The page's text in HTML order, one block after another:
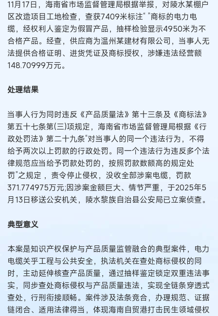
11月17日，海南省市场监督管理局根据举报，对陵水某棚户
区改造项目工地检查，查获7409米标注“ ”商标的电力电
缆，经权利人鉴定为假冒产品，抽样检验显示4950米为不
合格产品。经查，供应商为温州某建材有限公司，当事人无
法提供合格证明、进货凭证及商标授权，涉嫌违法经营额
148.70999万元。
处理结果
当事人行为同时违反《产品质量法》第十三条及《商标法》
第五十七条第(三)项规定，海南省市场监督管理局根据《行
政处罚法》第二十九条“对当事人的同一个违法行为，不得
给予两次以上罚款的行政处罚。同一个违法行为违反多个法
律规范应当给予罚款处罚的，按照罚款数额高的规定处
罚”之规定 ，责令停止侵权，没收全部涉案电缆，罚款
371.774975万元;因涉案金额巨大、情节严重，于2025年5
月13日移送公安机关，陵水黎族自治县公安局已立案侦查。
典型意义
本案是知识产权保护与产品质量监管融合的典型案件，电力
电缆关乎工程与公共安全，执法机关在查处商标侵权的同
时，主动延伸核查产品质量，通过抽样鉴定锁定双重违法事
实，同步查处商标侵权与产品质量违法，实现全链条穿透式
查处，行刑衔接顺畅。案件涉及法条竞合，办理规范、证据
链闭合、适用法律得当，体现海南自贸港打击民生领域侵权